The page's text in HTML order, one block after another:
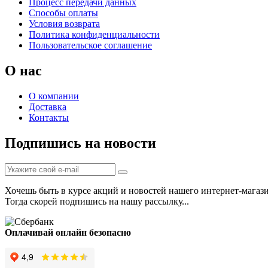
Процесс передачи данных
Способы оплаты
Условия возврата
Политика конфиденциальности
Пользовательское соглашение
О нас
О компании
Доставка
Контакты
Подпишись на новости
Хочешь быть в курсе акций и новостей нашего интернет-
Тогда скорей подпишись на нашу рассылку...
Оплачивай онлайн безопасно